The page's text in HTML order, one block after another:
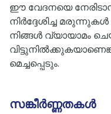
ഈ വേദനയെ
നിർദ്ദേശിച്ച
നിങ്ങൾ വ്യായാമം
മെച്ചപ്പെടും.
സങ്കീർണ്ണതകൾ